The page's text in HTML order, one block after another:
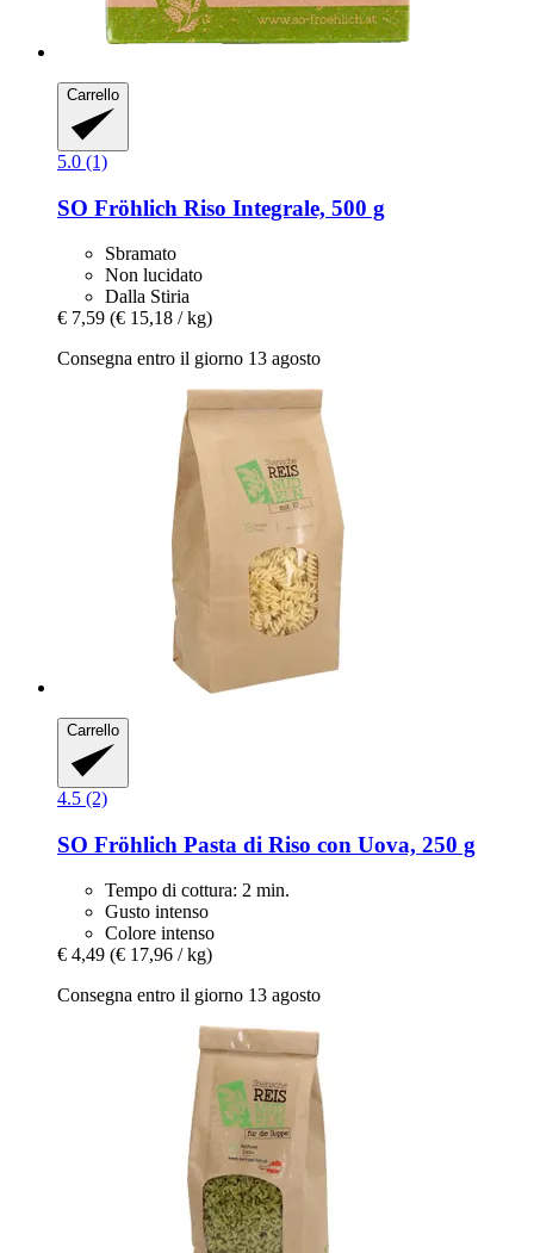
Carrello
5.0 (1)
SO Fröhlich Riso Integrale, 500 g
Sbramato
Non lucidato
Dalla Stiria
€ 7,59 (€ 15,18 / kg)
Consegna entro il giorno 13 agosto
Carrello
4.5 (2)
SO Fröhlich Pasta di Riso con Uova, 250 g
Tempo di cottura: 2 min.
Gusto intenso
Colore intenso
€ 4,49 (€ 17,96 / kg)
Consegna entro il giorno 13 agosto